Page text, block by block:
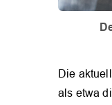
Die
als etwa